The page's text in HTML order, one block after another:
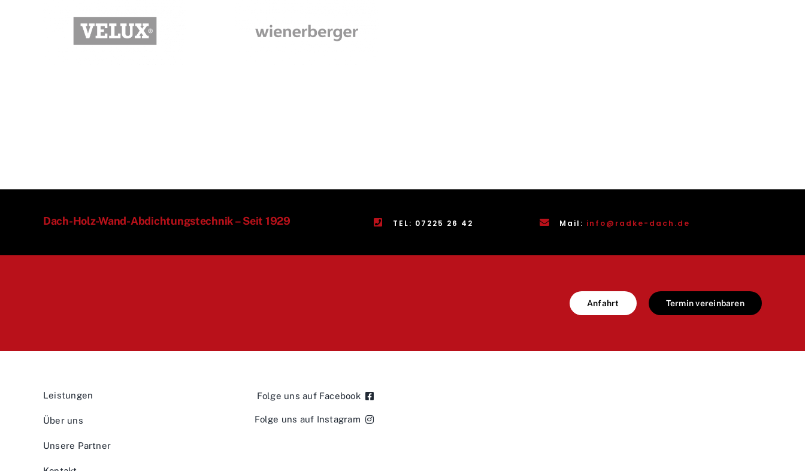
Dach-Holz-Wand-Abdichtungstechnik – Seit 1929 TEL: 07225 26 42 Mail: info@radke-dach.de
Anfahrt Termin vereinbaren
Leistungen
Über uns
Unsere Partner
Folge uns auf Facebook
Folge uns auf Instagram